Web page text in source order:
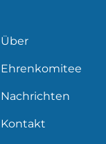
Über
Ehrenkomitee
Nachrichten
Kontakt